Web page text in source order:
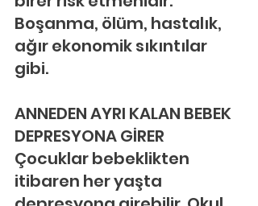
Boşanma, ölüm, hastalık,
ağır ekonomik sıkıntılar
gibi.
ANNEDEN AYRI KALAN BEBEK
DEPRESYONA GİRER
Çocuklar bebeklikten
itibaren her yaşta